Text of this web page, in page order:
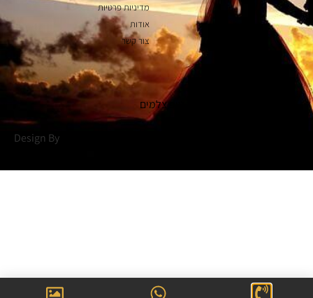
מדיניות פרטיות
אודות
צור קשר
כל הזכויות שמורות לאתר טופ צלמים
Design By